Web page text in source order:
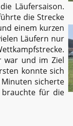
Läufersaison.
die Strecke
einem kurzen
Läufern nur
war und im Ziel
konnte sich
Minuten sicherte
für die